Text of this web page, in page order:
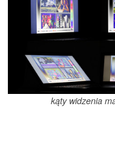
kąty widzenia